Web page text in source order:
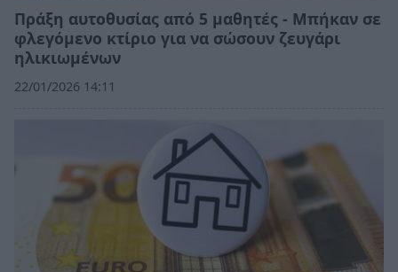
Πράξη αυτοθυσίας από 5 μαθητές - Μπήκαν σε
φλεγόμενο κτίριο για να σώσουν ζευγάρι
ηλικιωμένων
22/01/2026 14:11